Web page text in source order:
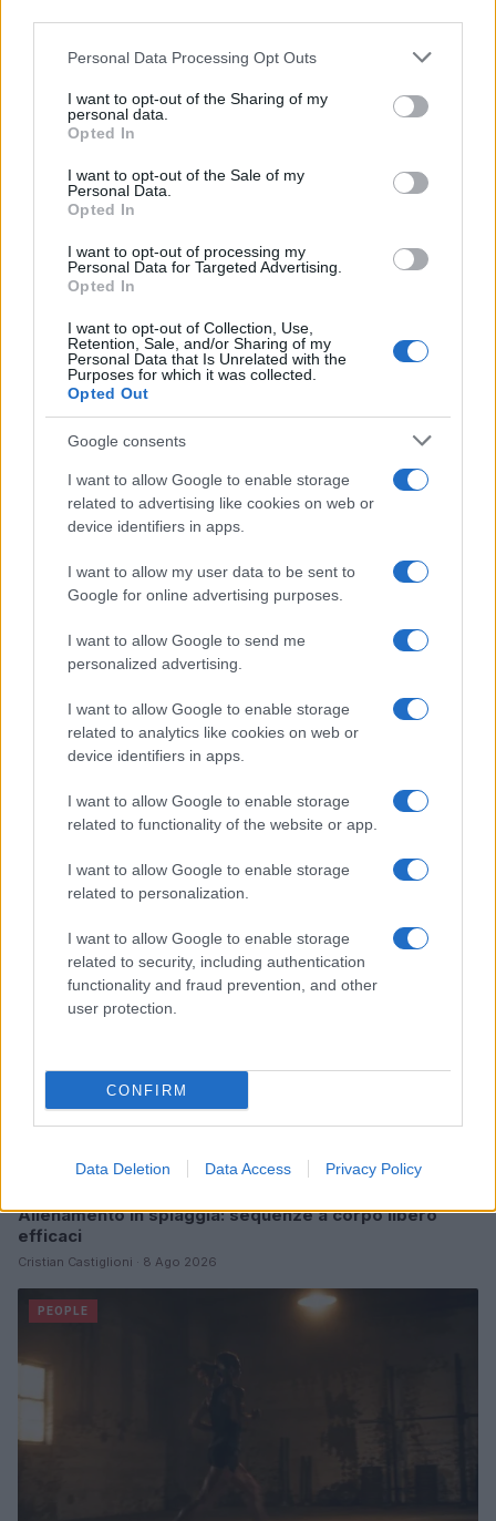
Please note that this website/app uses one or more Google
not limited to your visit or usage behaviour. You may click to
grant or deny consent to Google and its third-party tags to
use your data for below specified purposes in below Google
consent section.
Personal Data Processing Opt Outs
I want to opt-out of the Sharing of my
personal data.
Opted In
I want to opt-out of the Sale of my
Personal Data.
Opted In
I want to opt-out of processing my
Personal Data for Targeted Advertising.
Opted In
I want to opt-out of Collection, Use,
Retention, Sale, and/or Sharing of my
Personal Data that Is Unrelated with the
Purposes for which it was collected.
Opted Out
Google consents
I want to allow Google to enable storage
related to advertising like cookies on web or
device identifiers in apps.
I want to allow my user data to be sent to
Google for online advertising purposes.
I want to allow Google to send me
personalized advertising.
I want to allow Google to enable storage
related to analytics like cookies on web or
device identifiers in apps.
I want to allow Google to enable storage
related to functionality of the website or app.
I want to allow Google to enable storage
related to personalization.
I want to allow Google to enable storage
related to security, including authentication
functionality and fraud prevention, and other
user protection.
CONFIRM
Data Deletion Data Access Privacy Policy
Continua a leggere
FITNESS
Smartband o smartwatch: come scegliere il fitness
tracker giusto
Allenamento in spiaggia: sequenze a corpo libero
efficaci
Cristian Castiglioni · 8 Ago 2026
PEOPLE